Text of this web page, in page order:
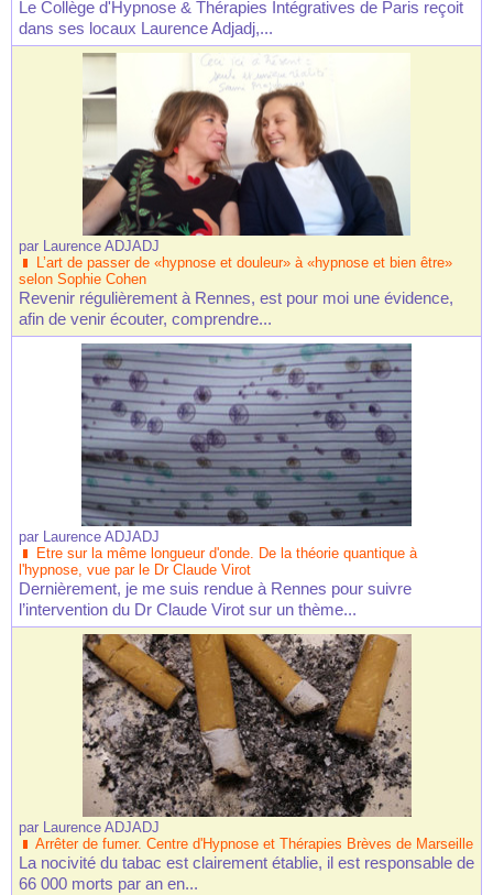
Le Collège d'Hypnose & Thérapies Intégratives de Paris reçoit
dans ses locaux Laurence Adjadj,...
par Laurence ADJADJ
L’art de passer de «hypnose et douleur» à «hypnose et bien être»
selon Sophie Cohen
Revenir régulièrement à Rennes, est pour moi une évidence,
afin de venir écouter, comprendre...
par Laurence ADJADJ
Etre sur la même longueur d'onde. De la théorie quantique à
l'hypnose, vue par le Dr Claude Virot
Dernièrement, je me suis rendue à Rennes pour suivre
l’intervention du Dr Claude Virot sur un thème...
par Laurence ADJADJ
Arrêter de fumer. Centre d'Hypnose et Thérapies Brèves de Marseille
La nocivité du tabac est clairement établie, il est responsable de
66 000 morts par an en...